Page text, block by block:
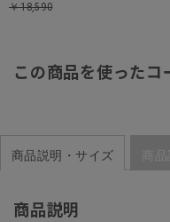
￥18,590
この商品を使ったコ
商品説明・サイズ 商
商品説明